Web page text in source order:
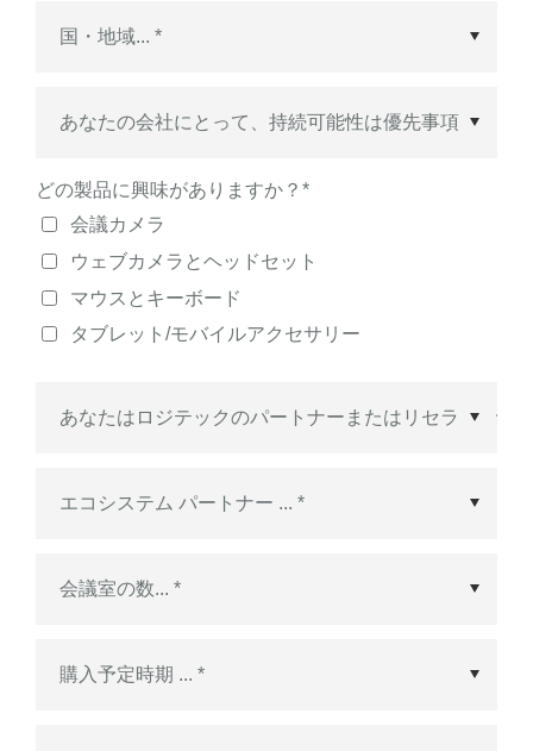
国・地域
どの製品に興味がありますか？ *
会議カメラ
ウェブカメラとヘッドセット
マウスとキーボード
タブレット/モバイルアクセサリー
エコシステム パートナー